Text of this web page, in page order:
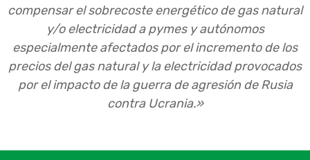
compensar el sobrecoste energético de gas natural
y/o electricidad a pymes y autónomos
especialmente afectados por el incremento de los
precios del gas natural y la electricidad provocados
por el impacto de la guerra de agresión de Rusia
contra Ucrania.»